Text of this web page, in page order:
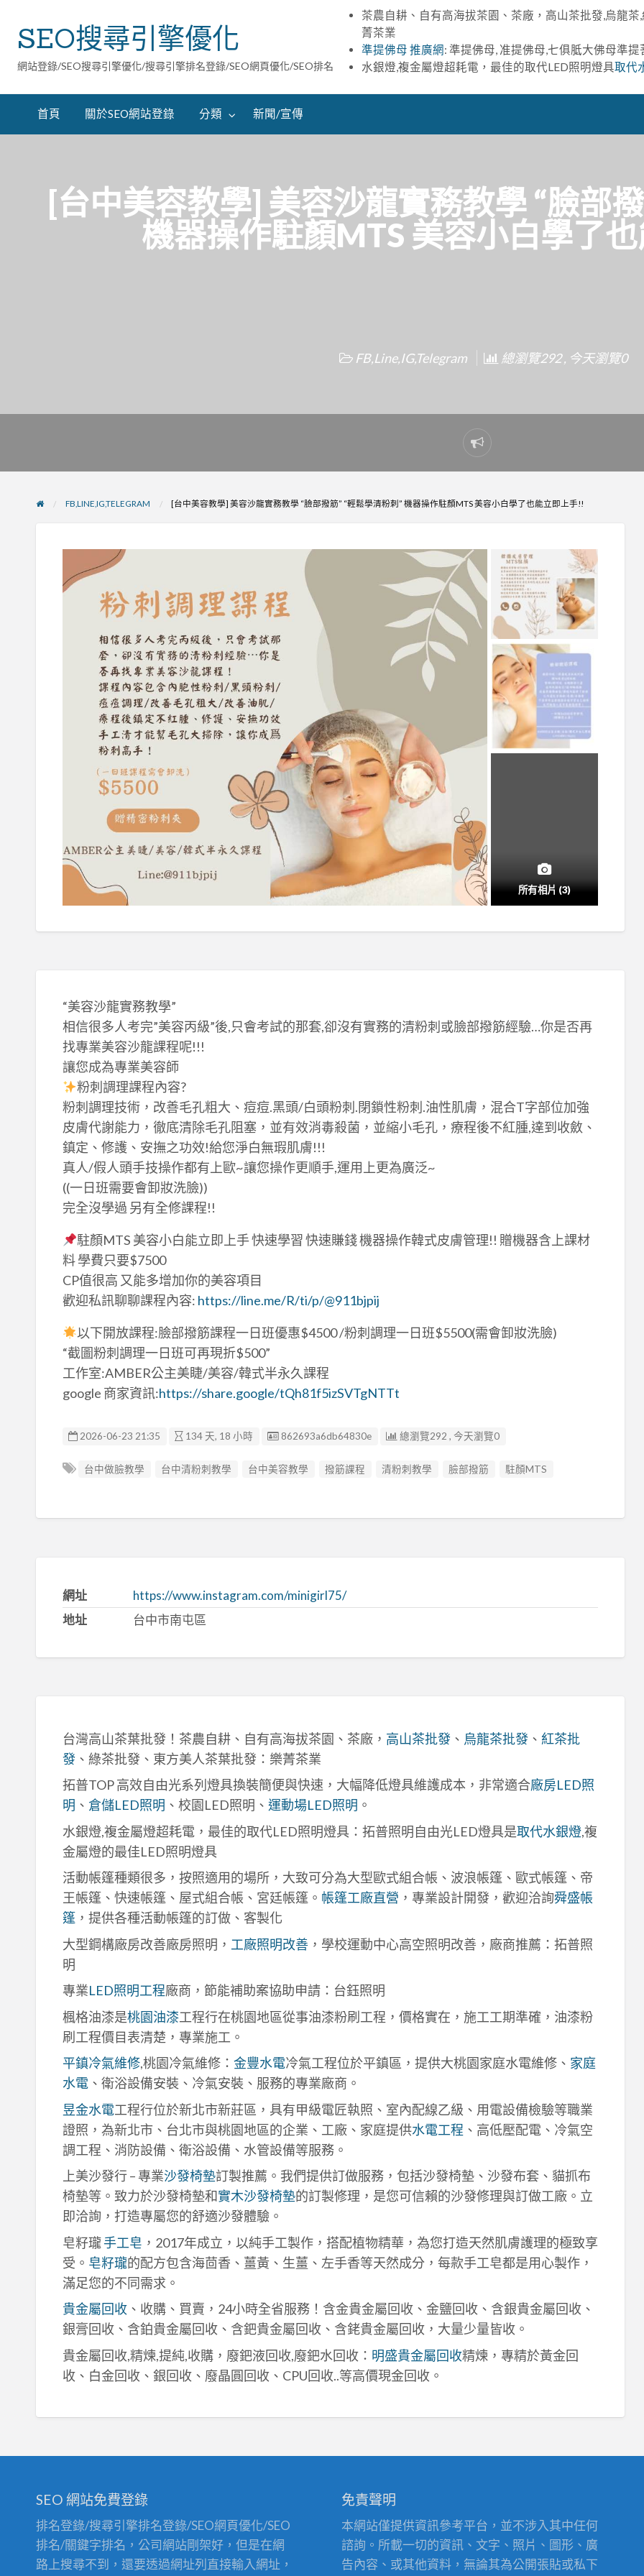
SEO搜尋引擎優化
網站登錄/SEO搜尋引擎優化/搜尋引擎排名登錄/SEO網頁優化/SEO排名
茶農自耕、自有高海拔茶園、茶廠，高山茶批發,烏龍茶
菁茶業
準提佛母 推廣網: 準提佛母, 准提佛母,七俱胝大佛母準
水銀燈,複金屬燈超耗電，最佳的取代LED照明燈具取代
首頁 關於SEO網站登錄 分類 新聞/宣傳
[台中美容教學] 美容沙龍實務教學 “臉部
機器操作駐顏MTS 美容小白學了
FB,Line,IG,Telegram 總瀏覽292 , 今天瀏覽0
Report
problem
FB,LINE,IG,TELEGRAM [台中美容教學] 美容沙龍實務教學 “臉部撥筋” “輕鬆學清粉刺” 機器操作駐顏MTS 美容小白學了也能立即上手!!
所有相片 (3)
“美容沙龍實務教學”
相信很多人考完”美容丙級”後,只會考試的那套,卻沒有實務的清粉刺或臉部撥筋經驗…你是否再
找專業美容沙龍課程呢!!!
讓您成為專業美容師
粉刺調理課程內容?
粉刺調理技術，改善毛孔粗大、痘痘.黑頭/白頭粉刺.閉鎖性粉刺.油性肌膚，混合T字部位加強
皮膚代謝能力，徹底清除毛孔阻塞，並有效消毒殺菌，並縮小毛孔，療程後不紅腫,達到收斂、
鎮定、修護、安撫之功效!給您淨白無瑕肌膚!!!
真人/假人頭手技操作都有上歐~讓您操作更順手,運用上更為廣泛~
((一日班需要會卸妝洗臉))
完全沒學過 另有全修課程!!
駐顏MTS 美容小白能立即上手 快速學習 快速賺錢 機器操作韓式皮膚管理!! 贈機器含上課材
料 學費只要$7500
CP值很高 又能多增加你的美容項目
歡迎私訊聊聊課程內容: https://line.me/R/ti/p/@911bjpij
以下開放課程:臉部撥筋課程一日班優惠$4500 /粉刺調理一日班$5500(需會卸妝洗臉)
“截圖粉刺調理一日班可再現折$500”
工作室:AMBER公主美睫/美容/韓式半永久課程
google 商家資訊:https://share.google/tQh81f5izSVTgNTTt
2026-06-23 21:35 134 天, 18 小時 廣告编號
862693a6db64830e 總瀏覽292 , 今天瀏覽0
台中做臉教學 台中清粉刺教學 台中美容教學 撥筋課程 清粉刺教學 臉部撥筋 駐顏MTS
網址
https://www.instagram.com/minigirl75/
地址
台中市南屯區
台灣高山茶葉批發！茶農自耕、自有高海拔茶園、茶廠， 高山茶批發、 烏龍茶批發、 紅茶批
發、綠茶批發、東方美人茶葉批發：樂菁茶業
拓普TOP 高效自由光系列燈具換裝簡便與快速，大幅降低燈具維護成本，非常適合廠房LED照
明 、 倉儲LED照明 、校園LED照明、 運動場LED照明 。
水銀燈,複金屬燈超耗電，最佳的取代LED照明燈具：拓普照明自由光LED燈具是取代水銀燈,複
金屬燈的最佳LED照明燈具
活動帳篷種類很多，按照適用的場所，大致可分為大型歐式組合帳、波浪帳篷、歐式帳篷、帝
王帳篷、快速帳篷、屋式組合帳、宮廷帳篷。 帳篷工廠直營 ，專業設計開發，歡迎洽詢舜盛帳
篷，提供各種活動帳篷的訂做、客製化
大型鋼構廠房改善廠房照明， 工廠照明改善，學校運動中心高空照明改善，廠商推薦：拓普照
明
專業LED照明工程廠商，節能補助案協助申請：台鈺照明
楓格油漆是桃園油漆工程行在桃園地區從事油漆粉刷工程，價格實在，施工工期準確，油漆粉
刷工程價目表清楚，專業施工。
平鎮冷氣維修,桃園冷氣維修： 金豐水電冷氣工程位於平鎮區，提供大桃園家庭水電維修、 家庭
水電、衛浴設備安裝、冷氣安裝、服務的專業廠商。
昱金水電工程行位於新北市新莊區，具有甲級電匠執照、室內配線乙級、用電設備檢驗等職業
證照，為新北市、台北市與桃園地區的企業、工廠、家庭提供水電工程 、高低壓配電、冷氣空
調工程、消防設備、衛浴設備、水管設備等服務。
上美沙發行 – 專業沙發椅墊訂製推薦。我們提供訂做服務，包括沙發椅墊、沙發布套、貓抓布
椅墊等。致力於沙發椅墊和實木沙發椅墊的訂製修理，是您可信賴的沙發修理與訂做工廠。立
即洽詢，打造專屬您的舒適沙發體驗。
皂籽瓏手工皂 ，2017年成立，以純手工製作，搭配植物精華，為您打造天然肌膚護理的極致享
受。 皂籽瓏的配方包含海茴香、薑黃、生薑、左手香等天然成分，每款手工皂都是用心製作，
滿足您的不同需求。
貴金屬回收、收購、買賣，24小時全省服務！含金貴金屬回收、金鹽回收、含銀貴金屬回收、
銀膏回收、含鉑貴金屬回收、含鈀貴金屬回收、含銠貴金屬回收，大量少量皆收。
貴金屬回收,精煉,提純,收購，廢鈀液回收,廢鈀水回收： 明盛貴金屬回收精煉，專精於黃金回
收、白金回收、銀回收、廢晶圓回收、CPU回收..等高價現金回收。
SEO 網站免費登錄
排名登錄/搜尋引擎排名登錄/SEO網頁優化/SEO
排名/關鍵字排名，公司網站剛架好，但是在網
路上搜尋不到，還要透過網址列直接輸入網址，
免責聲明
本網站僅提供資訊參考平台，並不涉入其中任何
諮詢。所載一切的資訊、文字、照片、圖形、廣
告內容、或其他資料，無論其為公開張貼或私下